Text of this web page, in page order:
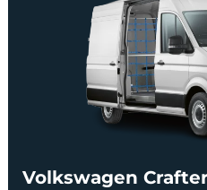
Volkswagen